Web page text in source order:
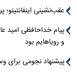
عقب‌نشینی
پیام خداحافظی امید
و رویاهایم بود
پیشنهاد نجومی